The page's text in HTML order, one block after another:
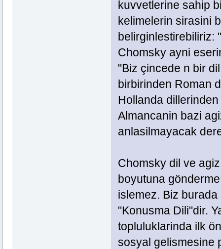
kuvvetlerine sahip
kelimelerin sirasini
belirginlestirebiliriz:
Chomsky ayni
"Biz çincede n bir
birbirinden Roman
Hollanda
Almancanin bazi
anlasilmayacak
Chomsky dil ve
boyutuna
islemez. Biz
"Konusma Dili"dir.
topluluklarinda ilk
sosyal gelismesine